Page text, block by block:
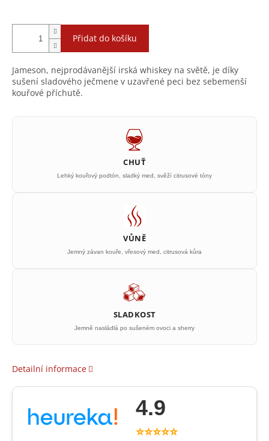
Přidat do košíku
Jameson, nejprodávanější irská whiskey na světě, je díky
sušení sladového ječmene v uzavřené peci bez sebemenší
kouřové příchutě.
CHUŤ
Lehký kouřový podtón, sladký med, svěží citrusové tóny
VŮNĚ
Jemný závan kouře, vřesový med, citrusová kůra
SLADKOST
Jemně nasládlá po sušeném ovoci a sherry
Detailní informace
4.9
⭐⭐⭐⭐⭐